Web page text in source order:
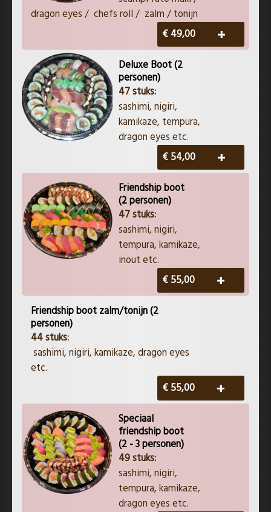
dragon eyes / chefs roll / zalm / tonijn
€ 49,00
Deluxe Boot (2
personen)
47 stuks:
​​sashimi, nigiri,
kamikaze, tempura,
dragon eyes etc.
€ 54,00
Friendship boot
(2 personen)
47 stuks:
​​sashimi, nigiri,
tempura, kamikaze,
inout etc.
€ 55,00
Friendship boot zalm/tonijn (2
personen)
44 stuks:
​sashimi, nigiri, kamikaze, dragon eyes
etc.
€ 55,00
Speciaal
friendship boot
(2 - 3 personen)
49 stuks:
​sashimi, nigiri,
tempura, kamikaze,
dragon eyes etc.